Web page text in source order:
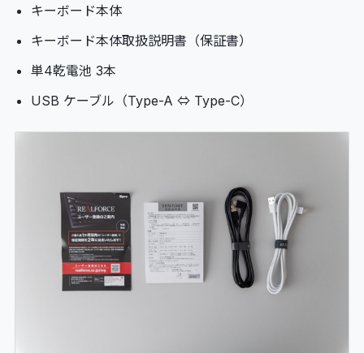
キーボード本体
キーボード本体取扱説明書（保証書）
単4乾電池 3本
USB ケーブル（Type-A ⇔ Type-C）